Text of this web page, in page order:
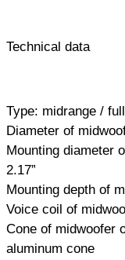
Technical data
Type: midrange /
Diameter of
Mounting diameter
2.17”
Mounting depth of
Voice coil of
Cone of midwoofer
aluminum cone